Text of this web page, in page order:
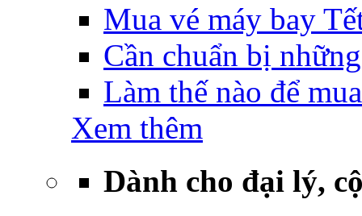
Mua vé máy bay
Cần chuẩn bị
Làm thế nào để
Xem thêm
Dành cho đại lý,